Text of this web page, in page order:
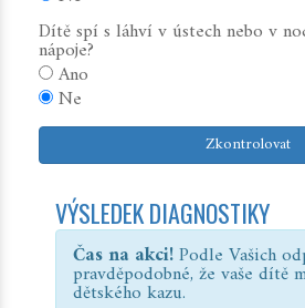
Dítě spí s láhví v ústech nebo v
nápoje?
Ano
Ne
Zkontrolovat
VÝSLEDEK DIAGNOSTIKY
Čas na akci!Podle Vašich
pravděpodobné, že vaše dítě
dětského kazu.